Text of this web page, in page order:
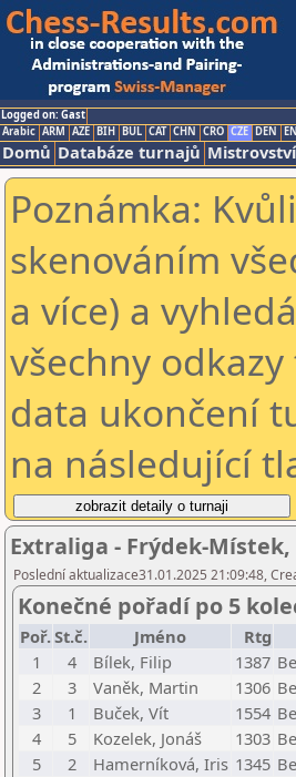
Logged on: Gast
Arabic ARM AZE BIH BUL CAT CHN CRO CZE DEN
Domů Databáze turnajů
Poznámka:
skenováním
a více) a
všechny
data ukončení
na následující
Extraliga - Frýdek-
Poslední aktualizace31.01.2025 21:09:48,
Konečné pořadí po 5
Poř.St.č. Jméno Rtg
1
4 Bílek, Filip 1387
2
3 Vaněk, Martin 1306
3
1 Buček, Vít 1554
4
5 Kozelek, Jonáš 1303
5
2 Hamerníková, Iris 1345